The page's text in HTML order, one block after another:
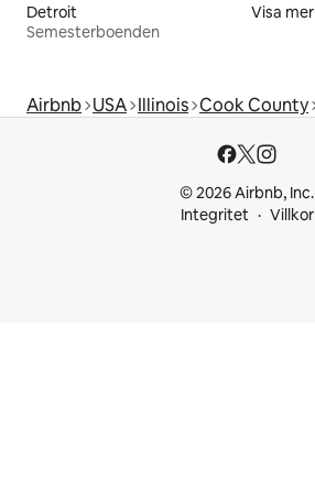
Detroit
Semesterboenden
Visa mer
Airbnb USA Illinois Cook County
© 2026 Airbnb, Inc.
Integritet
Villkor